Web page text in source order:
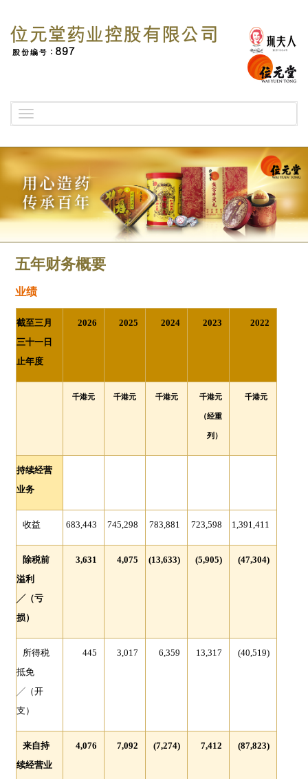
navigation
五年财务概要
业绩
截至三月
三十一日
止年度
2026 2025 2024 2023 2022
千港元 千港元 千港元 千港元
（经重
列）
千港元
持续经营
业务
收益 683,443 745,298 783,881 723,598 1,391,411
除税前
溢利
╱ （亏
损）
3,631 4,075 (13,633) (5,905) (47,304)
所得税
抵免
╱ （开
支）
445 3,017 6,359 13,317 (40,519)
来自持
续经营业
4,076 7,092 (7,274) 7,412 (87,823)